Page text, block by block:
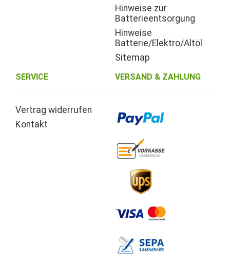
Hinweise zur
Batterieentsorgung
Hinweise
Batterie/Elektro/Altöl
Sitemap
SERVICE
Vertrag widerrufen
Kontakt
VERSAND & ZAHLUNG